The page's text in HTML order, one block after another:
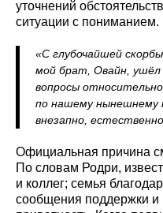
уточнений
ситуации с пониманием.
«С глубочайшей
мой брат, Овайн,
вопросы
по нашему нынешнему
внезапно,
Официальная причина
По словам Родри,
и коллег; семья
сообщения поддержки и